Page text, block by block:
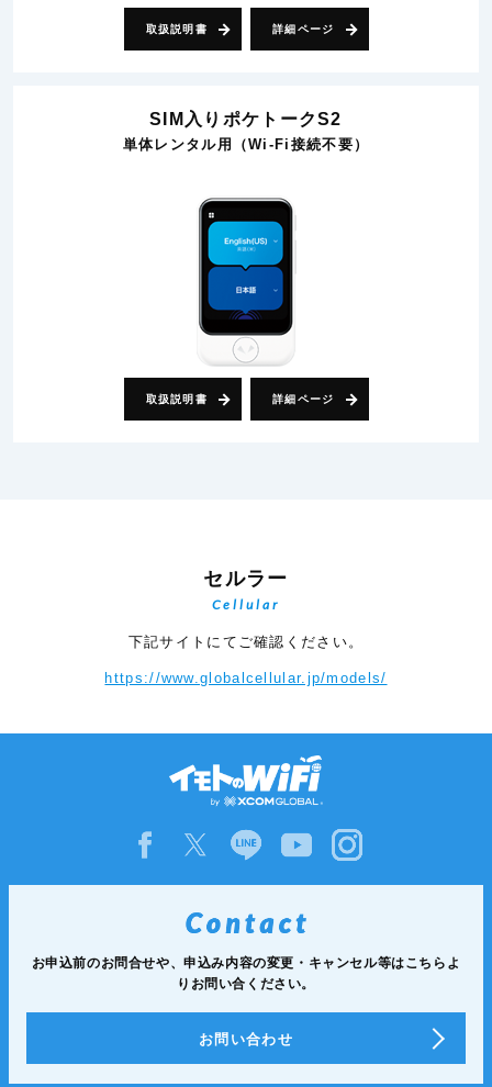
取扱説明書 詳細ページ
SIM入りポケトークS2
単体レンタル用（Wi-Fi接続不要）
取扱説明書 詳細ページ
セルラー
Cellular
下記サイトにてご確認ください。
https://www.globalcellular.jp/models/
お申込前のお問合せや、申込み内容の変更・キャンセル等はこちらよ
りお問い合ください。
お問い合わせ